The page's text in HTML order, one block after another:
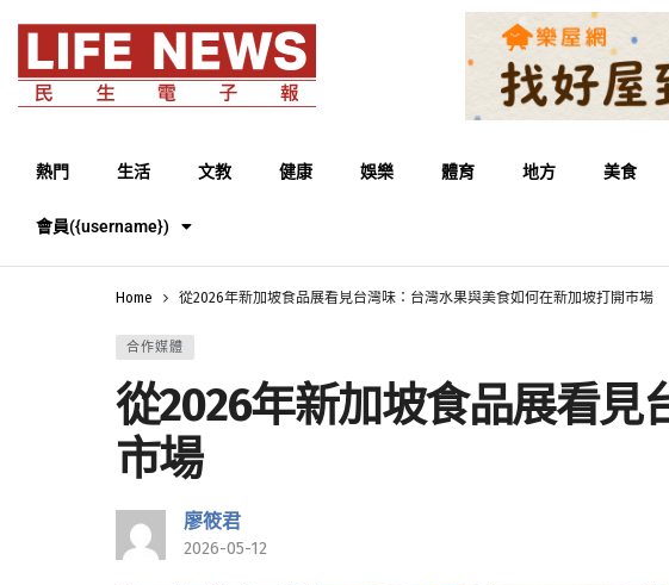
熱門 生活 文教 健康 娛樂 體育 地方 美食
會員({username})
Home 從2026年新加坡食品展看見台灣味：台灣水果與美食如何在新加坡打開市場
合作媒體
從2026年新加坡食品展看見
市場
廖筱君
2026-05-12